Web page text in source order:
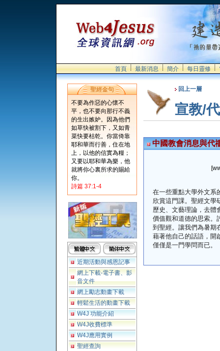
首頁 最新消息 簡介 每日靈修
聖經金句
不要為作惡的心懷不
平，也不要向那行不義
的生出嫉妒。因為他們
如草快被割下，又如青
菜快要枯乾。你當倚靠
耶和華而行善，住在地
上，以他的信實為糧；
又要以耶和華為樂，他
就將你心裏所求的賜給
你。
詩篇 37:1-4
近期活動與感恩記事
網上下載-電子書、影
音文件
網上勵志動畫下載
輕鬆生活的動畫下載
W4J 功能介紹
W4J收費標準
W4J應用實例
聖經查詢
回上一層
宣教/
中國教會消息與代
在一些重點大學外文系
欣賞這門課。聖經文學
歷史、文藝理論，去體
價值觀和道德的思索。
到聖經。讓我們為暑期
藉著他自己的話語，開
僅僅是一門學問而已。